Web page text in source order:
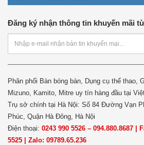
Đăng ký nhận thông tin khuyến mãi
Phân phối Bàn bóng bàn, Dụng cụ thể thao,
Mizuno, Kamito, Mitre uy tín hàng đầu tại
Trụ sở chính tại Hà Nội: Số 84 Đường Vạn
Phúc, Quận Hà Đông, Hà Nội
Điện thoại: 0243 990 5526 – 094.880.8687 |
5525 | Zalo: 09789.65.236